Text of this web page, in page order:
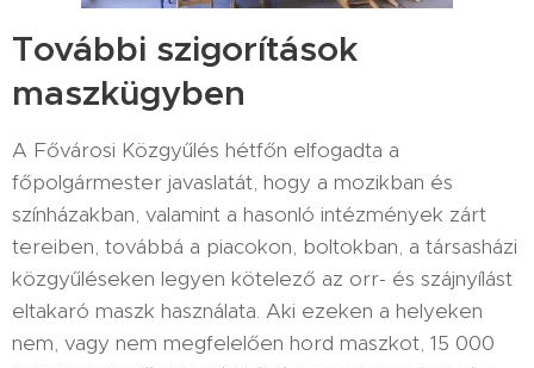
További szigorítások
maszkügyben
A Fővárosi Közgyűlés hétfőn elfogadta a
főpolgármester javaslatát, hogy a mozikban és
színházakban, valamint a hasonló intézmények zárt
tereiben, továbbá a piacokon, boltokban, a társasházi
közgyűléseken legyen kötelező az orr- és szájnyílást
eltakaró maszk használata. Aki ezeken a helyeken
nem, vagy nem megfelelően hord maszkot, 15 000